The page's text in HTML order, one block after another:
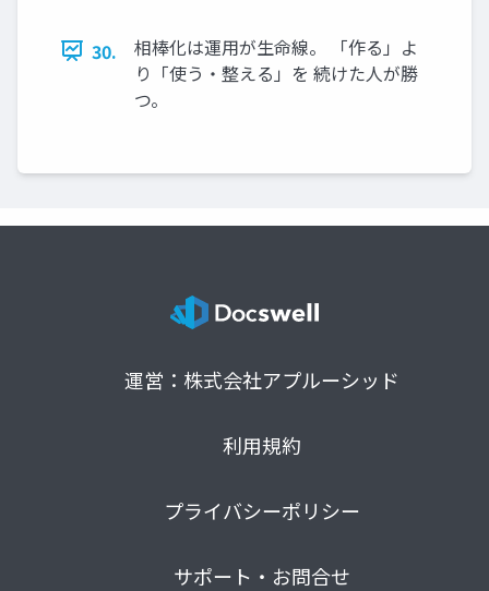
30.
相棒化は運用が生命線。 「作る」よ
り「使う・整える」を 続けた人が勝
つ。
運営：株式会社アプルーシッド
利用規約
プライバシーポリシー
サポート・お問合せ